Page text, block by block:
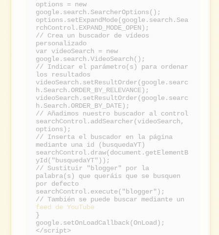
options = new
google.search.SearcherOptions();
options.setExpandMode(google.search.Sea
rchControl.EXPAND_MODE_OPEN);
// Crea un buscador de vídeos
personalizado
var videoSearch = new
google.search.VideoSearch();
// Indicar el parámetro(s) para ordenar
los resultados
videoSearch.setResultOrder(google.searc
h.Search.ORDER_BY_RELEVANCE);
videoSearch.setResultOrder(google.searc
h.Search.ORDER_BY_DATE);
// Añadimos nuestro buscador al control
searchControl.addSearcher(videoSearch,
options);
// Inserta el buscador en la página
mediante una id (busquedaYT)
searchControl.draw(document.getElementB
yId("busquedaYT"));
// Sustituir "blogger" por la
palabra(s) que queráis que se busquen
por defecto
searchControl.execute("blogger");
// También se puede buscar mediante un
feed de YouTube
}
google.setOnLoadCallback(OnLoad);
</script>